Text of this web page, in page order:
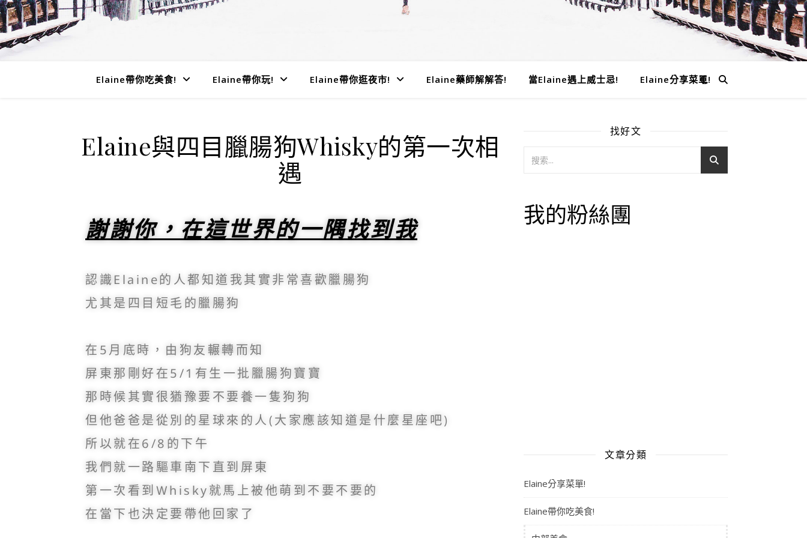
Elaine帶你吃美食! Elaine帶你玩! Elaine帶你逛夜市! Elaine藥師解解答! 當Elaine遇上威士忌! Elaine分享菜單!
Elaine與四目臘腸狗Whisky的第一次相
遇
謝謝你，在這世界的一隅找到我
認識Elaine的人都知道我其實非常喜歡臘腸狗
尤其是四目短毛的臘腸狗
在5月底時，由狗友輾轉而知
屏東那剛好在5/1有生一批臘腸狗寶寶
那時候其實很猶豫要不要養一隻狗狗
但他爸爸是從別的星球來的人(大家應該知道是什麼星座吧)
所以就在6/8的下午
我們就一路驅車南下直到屏東
第一次看到Whisky就馬上被他萌到不要不要的
在當下也決定要帶他回家了
找好文
我的粉絲團
文章分類
Elaine分享菜單!
Elaine帶你吃美食!